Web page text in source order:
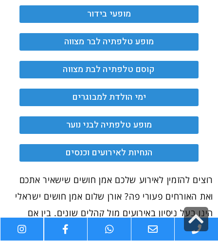
מופעי בידור
מופע טלפתיה לבר מצווה
קוסם טלפתיה לבת מצווה
ימי הולדת למבוגרים
מופע טלפתיה לבני נוער
הנחיות לאירועים וכנסים
רוצים להזמין לאירוע שלכם אמן חושים שישאיר אתכם
ואת האורחים פעורי פה? אורן שלום אמן חושים ישראלי
הינו בעל ניסיון באירועים מול קהלים שונים. בין אם
מדובר בחברות הגדולות בישראל, או באירוע משפחתי, כל
גלילה
לראש